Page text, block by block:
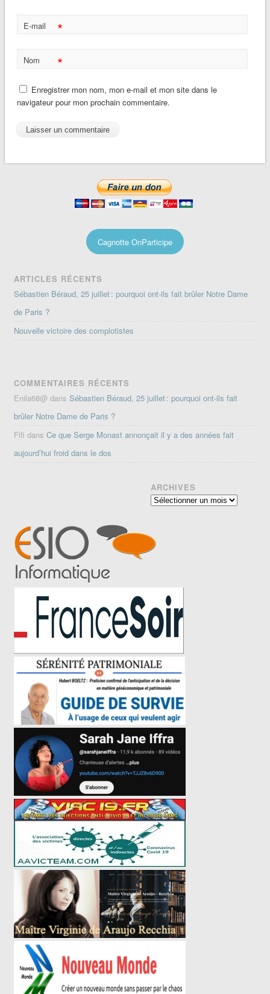
E-mail *
Nom *
Enregistrer mon nom, mon e-mail et mon site dans le
navigateur pour mon prochain commentaire.
Cagnotte OnParticipe
ARTICLES RÉCENTS
Sébastien Béraud, 25 juillet : pourquoi ont-ils fait brûler Notre Dame
de Paris ?
Nouvelle victoire des complotistes
COMMENTAIRES RÉCENTS
Enila68@ dansSébastien Béraud, 25 juillet : pourquoi ont-ils fait
brûler Notre Dame de Paris ?
Fifi dansCe que Serge Monast annonçait il y a des années fait
aujourd’hui froid dans le dos
ARCHIVES
Archives